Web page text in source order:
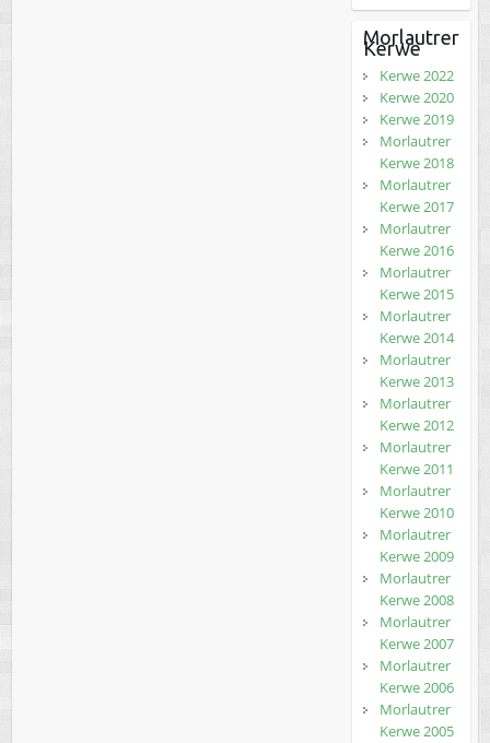
Morlautrer
Kerwe
Kerwe 2022
Kerwe 2020
Kerwe 2019
Morlautrer
Kerwe 2018
Morlautrer
Kerwe 2017
Morlautrer
Kerwe 2016
Morlautrer
Kerwe 2015
Morlautrer
Kerwe 2014
Morlautrer
Kerwe 2013
Morlautrer
Kerwe 2012
Morlautrer
Kerwe 2011
Morlautrer
Kerwe 2010
Morlautrer
Kerwe 2009
Morlautrer
Kerwe 2008
Morlautrer
Kerwe 2007
Morlautrer
Kerwe 2006
Morlautrer
Kerwe 2005